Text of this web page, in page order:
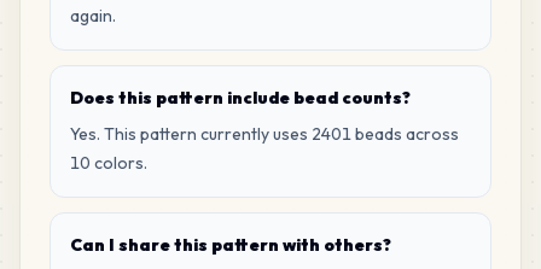
again.
Does this pattern include bead counts?
Yes. This pattern currently uses 2401 beads across
10 colors.
Can I share this pattern with others?